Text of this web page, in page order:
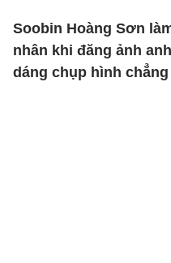
Soobin Hoàng Sơn
nhân khi đăng ảnh
dáng chụp hình